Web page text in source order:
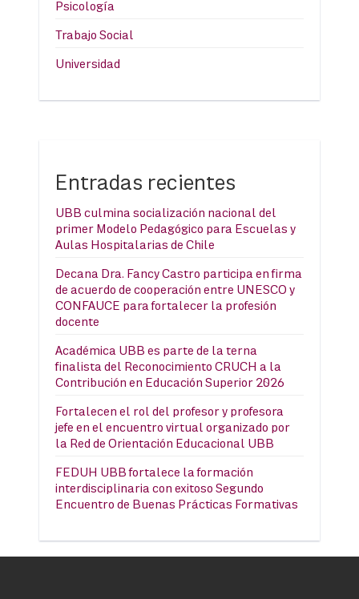
Psicología
Trabajo Social
Universidad
Entradas recientes
UBB culmina socialización nacional del
primer Modelo Pedagógico para Escuelas y
Aulas Hospitalarias de Chile
Decana Dra. Fancy Castro participa en firma
de acuerdo de cooperación entre UNESCO y
CONFAUCE para fortalecer la profesión
docente
Académica UBB es parte de la terna
finalista del Reconocimiento CRUCH a la
Contribución en Educación Superior 2026
Fortalecen el rol del profesor y profesora
jefe en el encuentro virtual organizado por
la Red de Orientación Educacional UBB
FEDUH UBB fortalece la formación
interdisciplinaria con exitoso Segundo
Encuentro de Buenas Prácticas Formativas